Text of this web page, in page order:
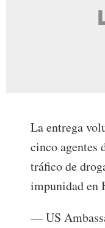
La entrega
cinco agentes
tráfico de
impunidad en
— US